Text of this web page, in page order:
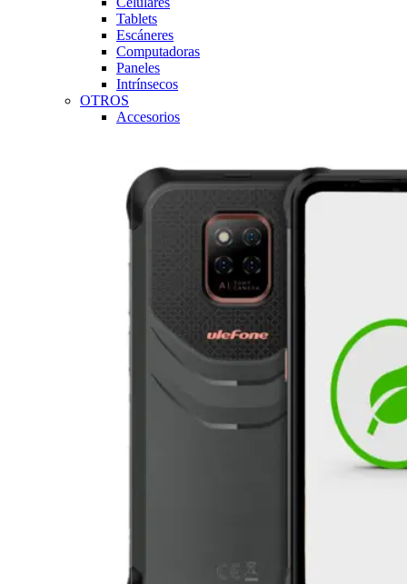
Tablets
Escáneres
Computadoras
Paneles
Intrínsecos
OTROS
Accesorios